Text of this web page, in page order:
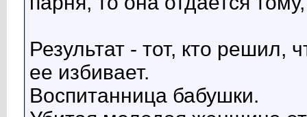
Результат - тот, кто решил,
ее избивает.
Воспитанница бабушки.